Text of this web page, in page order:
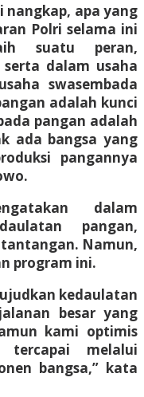
nangkap, apa yang
Polri selama ini
suatu peran,
dalam usaha
swasembada
adalah kunci
pangan adalah
ada bangsa yang
pangannya
dalam
pangan,
Namun,
program ini.
kedaulatan
besar yang
kami optimis
melalui
bangsa,” kata